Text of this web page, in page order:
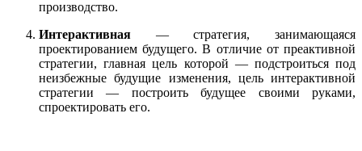
производство.
Интерактивная — стратегия, занимающаяся
проектированием будущего. В отличие от преактивной
стратегии, главная цель которой — подстроиться под
неизбежные будущие изменения, цель интерактивной
стратегии — построить будущее своими руками,
спроектировать его.